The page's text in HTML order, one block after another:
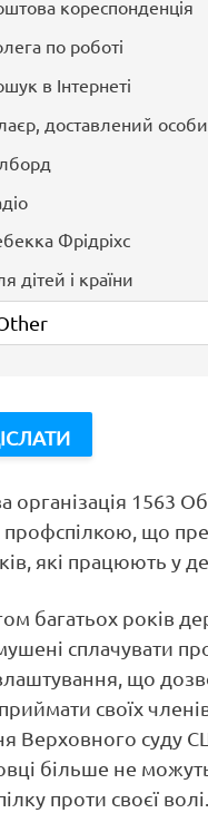
кореспонденція
по роботі
в Інтернеті
доставлений
Фрідріхс
дітей і країни
організація 1563
профспілкою, що
які працюють у
багатьох років
сплачувати
що
своїх
Верховного суду
більше не
проти своєї волі.